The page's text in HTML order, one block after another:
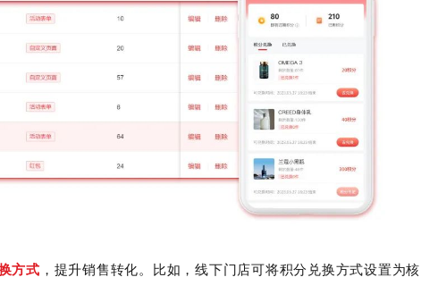
方式 ，提升销售转化。比如，线下门店可将积分兑换方式设置为核